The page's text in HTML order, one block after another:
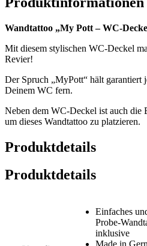
Wandtattoo „My Pott – WC-
Mit diesem stylischen WC-Deckel
Revier!
Der Spruch „MyPott“ hält garantiert
Deinem WC fern.
Neben dem WC-Deckel ist auch die
um dieses Wandtattoo zu platzieren.
Produktdetails
Produktdetails
Einfaches
Probe-
inklusive